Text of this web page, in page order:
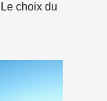
choix du